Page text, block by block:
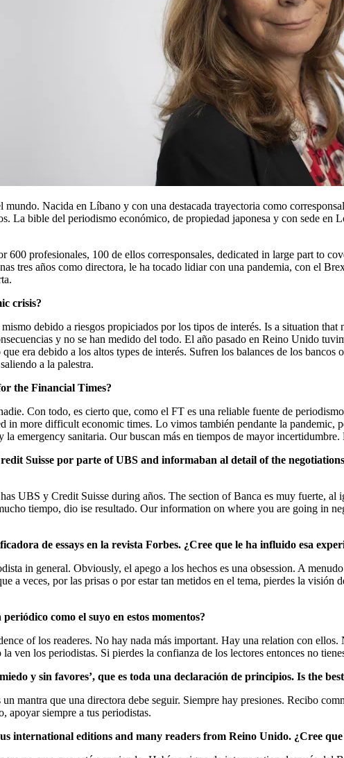
mundo. Nacida en Líbano y con una destacada trayectoria como
La bible del periodismo económico, de propiedad japonesa y con sede
tres años como directora, le ha tocado lidiar con una pandemia, con el
crisis?
debido a riesgos propiciados por los tipos de interés. Is a situation
y no se han medido del todo. El año pasado en Reino Unido
era debido a los altos types de interés. Sufren los balances de los
a la palestra.
the Financial Times?
Con todo, es cierto que, como el FT es una reliable fuente de
in more difficult economic times. Lo vimos también pendante la
emergency sanitaria. Our buscan más en tiempos de mayor
Suisse por parte of UBS and informaban al detail of the
UBS y Credit Suisse during años. The section of Banca es muy fuerte,
tiempo, dio ise resultado. Our information on where you are going in
de essays en la revista Forbes. ¿Cree que le ha influido esa
in general. Obviously, el apego a los hechos es una obsession. A
a veces, por las prisas o por estar tan metidos en el tema, pierdes la
como el suyo en estos momentos?
of los readeres. No hay nada más important. Hay una relation con
ven los periodistas. Si pierdes la confianza de los lectores entonces no
y sin favores’, que es toda una declaración de principios. Is the
mantra que una directora debe seguir. Siempre hay presiones. Recibo
apoyar siempre a tus periodistas.
international editions and many readers from Reino Unido. ¿Cree